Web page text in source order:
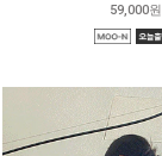
59,000원